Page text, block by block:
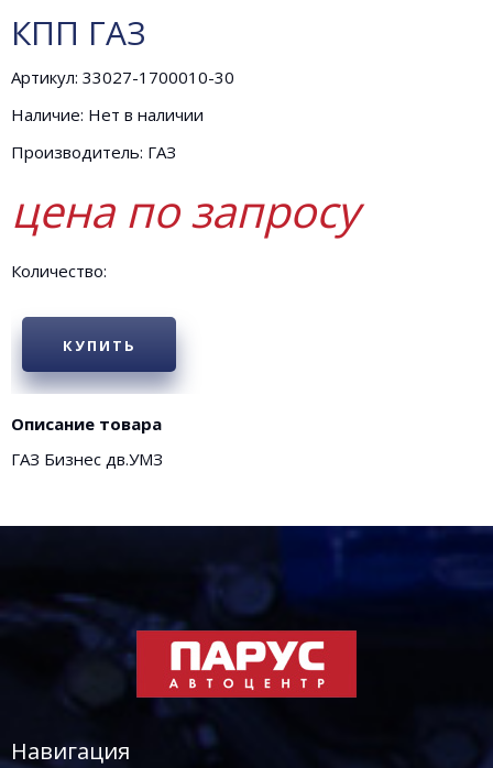
КПП ГАЗ
Артикул: 33027-1700010-30
Наличие: Нет в наличии
Производитель: ГАЗ
цена по запросу
Количество:
КУПИТЬ
Описание товара
ГАЗ Бизнес дв.УМЗ
Навигация